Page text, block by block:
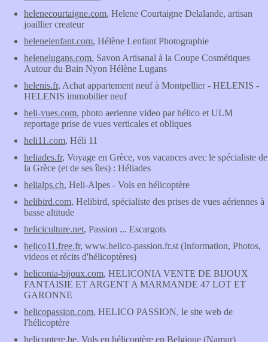
helenecourtaigne.com, Helene Courtaigne Delalande, artisan
joaillier createur
helenelenfant.com, Hélène Lenfant Photographie
helenelugans.com, Savon Artisanal à la Coupe Cosmétiques
Autour du Bain Nyon Hélène Lugans
helenis.fr, Achat appartement neuf à Montpellier - HELENIS -
HELENIS immobilier neuf
heli-vues.com, photo aerienne video par hélico et ULM
reportage prise de vues verticales et obliques
heli11.com, Héli 11
heliades.fr, Voyage en Grèce, vos vacances avec le spécialiste de
la Grèce (et de ses îles) : Héliades
helialps.ch, Heli-Alpes - Vols en hélicoptère
helibird.com, Helibird, spécialiste des prises de vues aériennes à
basse altitude
heliciculture.net, Passion ... Escargots
helico11.free.fr, www.helico-passion.fr.st (Information, Photos,
videos et récits d'hélicoptères)
heliconia-bijoux.com, HELICONIA VENTE DE BIJOUX
FANTAISIE ET ARGENT A MARMANDE 47 LOT ET
GARONNE
helicopassion.com, HELICO PASSION, le site web de
l'hélicoptère
helicoptere.be, Vols en hélicoptère en Belgique (Namur)